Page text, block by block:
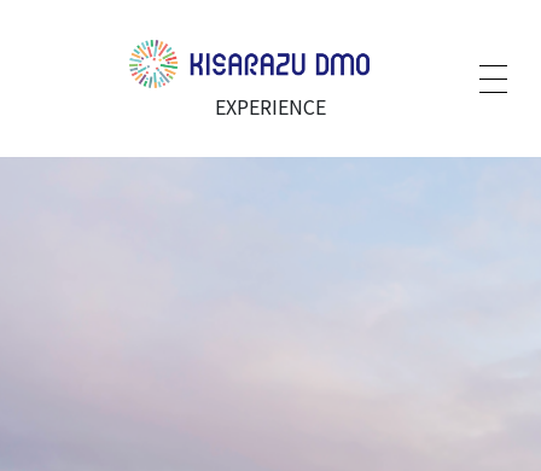
EXPERIENCE